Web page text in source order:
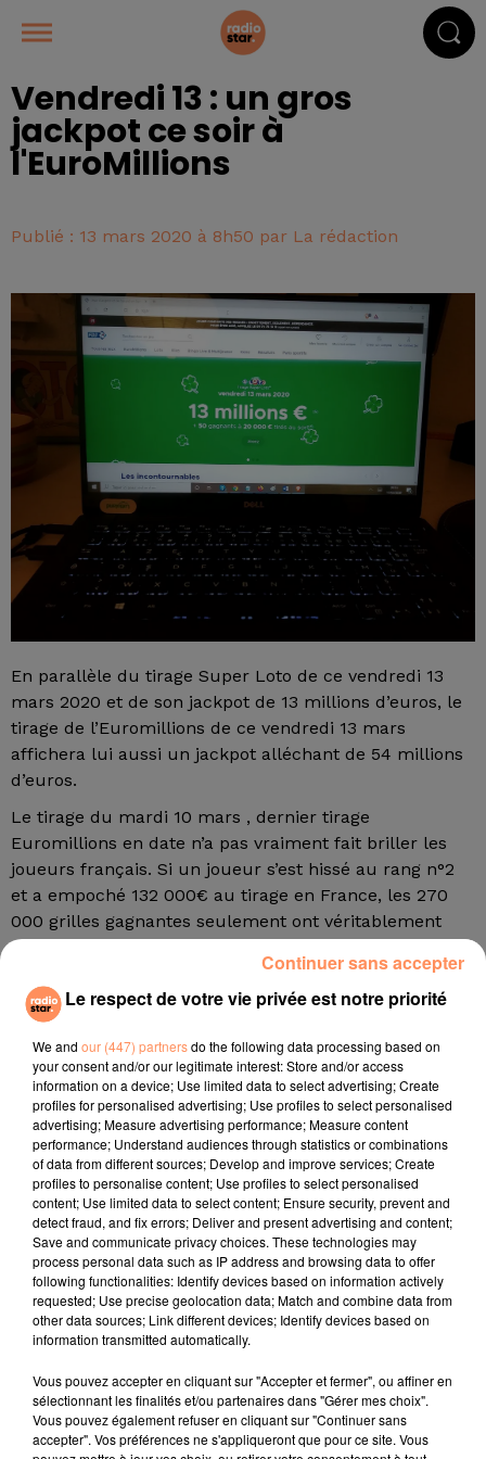
Vendredi 13 : un gros
jackpot ce soir à
l'EuroMillions
Publié : 13 mars 2020 à 8h50 par La rédaction
En parallèle du tirage Super Loto de ce vendredi 13
mars 2020 et de son jackpot de 13 millions d’euros, le
tirage de l’Euromillions de ce vendredi 13 mars
affichera lui aussi un jackpot alléchant de 54 millions
d’euros.
Le tirage du mardi 10 mars , dernier tirage
Euromillions en date n’a pas vraiment fait briller les
joueurs français. Si un joueur s’est hissé au rang n°2
et a empoché 132 000€ au tirage en France, les 270
000 grilles gagnantes seulement ont véritablement
constitué une baisse forte de la participation. Une
grande majorité des joueurs étant des joueurs âgés en
France, nous pouvons imaginer que l’effet du
covonavirus se ressent déjà sur la vente des tickets
Euromillions dans l’hexagone. Le mal n’a toutefois pas
été uniquement français puisque personne n’a trouvé
la combinaison gagnante du dernier tirage du 10 mars.
Ce soir, pour ce tirage Euromillions du vendredi 13
mars 2020, tentez votre chance pour espérer
remporter le jackpot de 54 millions d’euros.
fil actus
4 juillet 2022
Radio Star Live avec Dadju
27 juin 2022
relation extras et...
27 juin 2022
Le respect de votre vie privée est notre priorité
We and our (447) partnersdo the following data processing based on
your consent and/or our legitimate interest: Store and/or access
information on a device; Use limited data to select advertising; Create
profiles for personalised advertising; Use profiles to select personalised
advertising; Measure advertising performance; Measure content
performance; Understand audiences through statistics or combinations
of data from different sources; Develop and improve services; Create
profiles to personalise content; Use profiles to select personalised
content; Use limited data to select content; Ensure security, prevent and
detect fraud, and fix errors; Deliver and present advertising and content;
Save and communicate privacy choices. These technologies may
process personal data such as IP address and browsing data to offer
following functionalities: Identify devices based on information actively
requested; Use precise geolocation data; Match and combine data from
other data sources; Link different devices; Identify devices based on
information transmitted automatically.
Vous pouvez accepter en cliquant sur "Accepter et fermer", ou affiner en
sélectionnant les finalités et/ou partenaires dans "Gérer mes choix".
Vous pouvez également refuser en cliquant sur "Continuer sans
accepter". Vos préférences ne s'appliqueront que pour ce site. Vous
Continuer sans accepter